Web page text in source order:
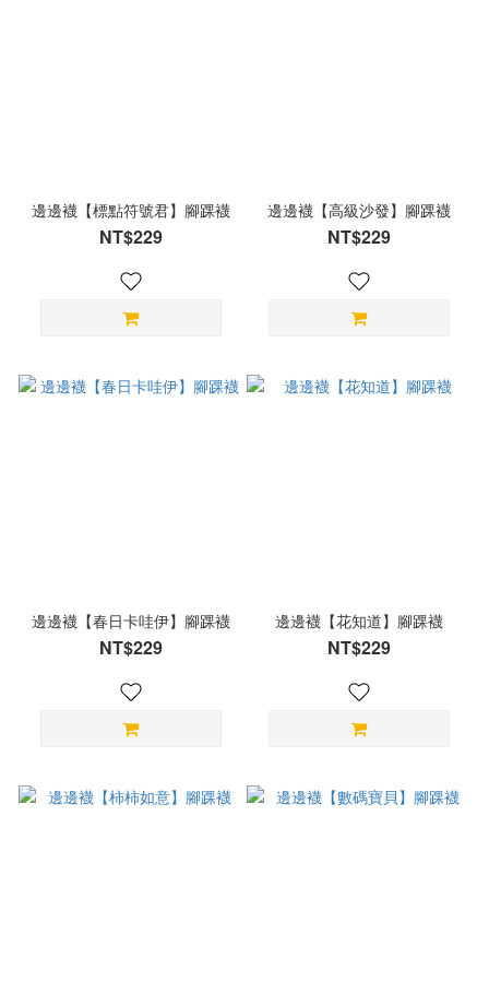
邊邊襪【標點符號君】腳踝襪
NT$229
邊邊襪【高級沙發】腳踝襪
NT$229
邊邊襪【春日卡哇伊】腳踝襪
NT$229
邊邊襪【花知道】腳踝襪
NT$229